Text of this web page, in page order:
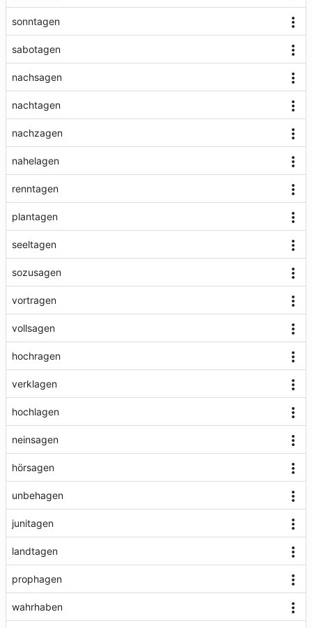
sonntagen
sabotagen
nachsagen
nachtagen
nachzagen
nahelagen
renntagen
plantagen
seeltagen
sozusagen
vortragen
vollsagen
hochragen
verklagen
hochlagen
neinsagen
hörsagen
unbehagen
junitagen
landtagen
prophagen
wahrhaben